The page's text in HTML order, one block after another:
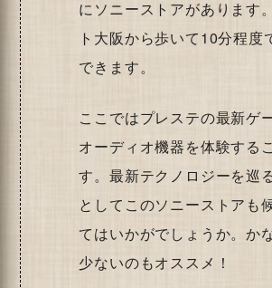
にソニーストアがあります
ト大阪から歩いて10分程度
できます。
ここではプレステの最新ゲ
オーディオ機器を体験する
す。最新テクノロジーを巡
としてこのソニーストアも
てはいかがでしょうか。か
少ないのもオススメ！